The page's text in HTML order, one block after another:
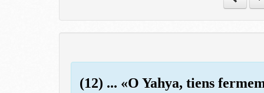
(12) ... «O Yahya, tiens